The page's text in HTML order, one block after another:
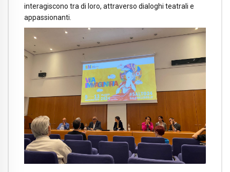
interagiscono tra di loro, attraverso dialoghi teatrali e
appassionanti.